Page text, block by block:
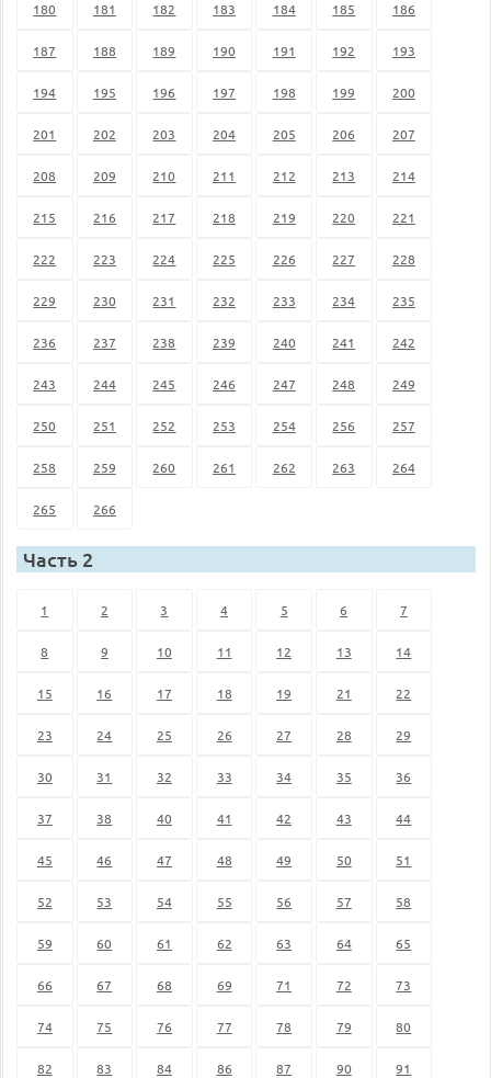
180 181 182 183 184 185 186
187 188 189 190 191 192 193
194 195 196 197 198 199 200
201 202 203 204 205 206 207
208 209 210 211 212 213 214
215 216 217 218 219 220 221
222 223 224 225 226 227 228
229 230 231 232 233 234 235
236 237 238 239 240 241 242
243 244 245 246 247 248 249
250 251 252 253 254 256 257
258 259 260 261 262 263 264
265 266
Часть 2
1 2 3 4 5 6 7
8 9 10 11 12 13 14
15 16 17 18 19 21 22
23 24 25 26 27 28 29
30 31 32 33 34 35 36
37 38 40 41 42 43 44
45 46 47 48 49 50 51
52 53 54 55 56 57 58
59 60 61 62 63 64 65
66 67 68 69 71 72 73
74 75 76 77 78 79 80
82 83 84 86 87 90 91